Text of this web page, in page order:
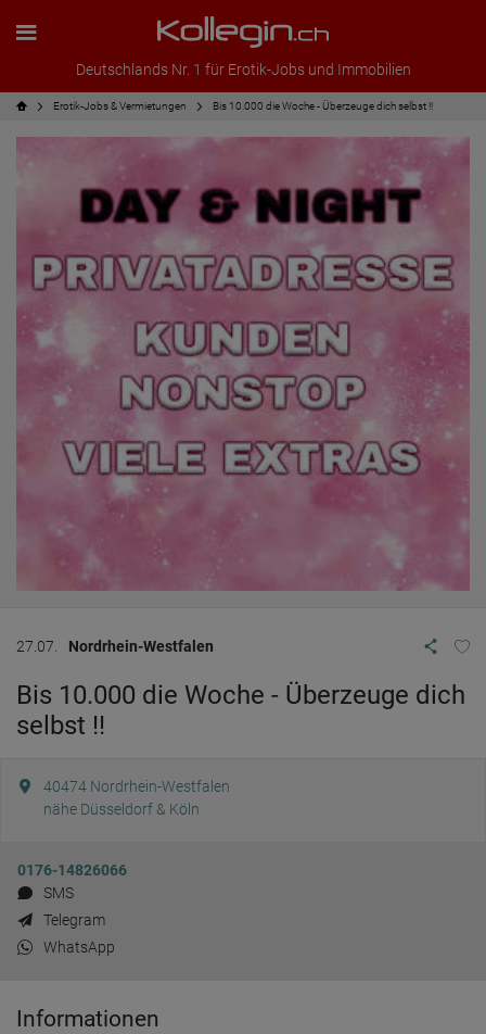
Deutschlands Nr. 1 für Erotik-Jobs und Immobilien
Erotik-Jobs & Vermietungen Bis 10.000 die Woche - Überzeuge dich selbst !!
27.07. Nordrhein-Westfalen
Bis 10.000 die Woche - Überzeuge dich
selbst !!
40474 Nordrhein-Westfalen
nähe Düsseldorf & Köln
0176-14826066
SMS
Telegram
WhatsApp
Informationen